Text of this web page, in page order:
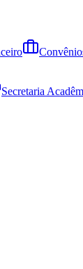
Secretaria